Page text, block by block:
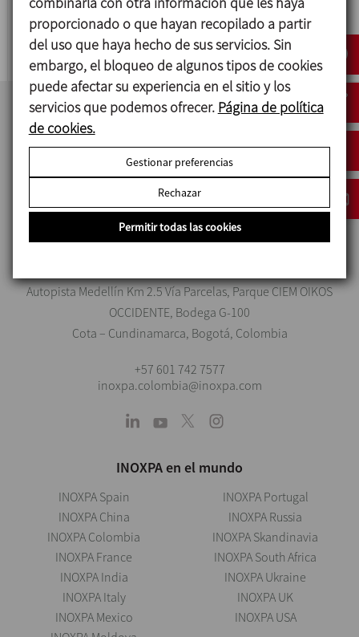
PANEL DE DESVÍO
Autopista Medellín Km 2.5 Vía Parcelas, Parque CIEM OIKOS
OCCIDENTE, Bodega G-100
Cota – Cundinamarca, Bogotá, Colombia
+57 601 742 7577
inoxpa.colombia@inoxpa.com
INOXPA en el mundo
INOXPA Spain
INOXPA China
INOXPA Colombia
INOXPA France
INOXPA India
INOXPA Italy
INOXPA Mexico
INOXPA Portugal
INOXPA Russia
INOXPA Skandinavia
INOXPA South Africa
INOXPA Ukraine
INOXPA UK
INOXPA USA
proporcionado o que hayan recopilado a partir
del uso que haya hecho de sus servicios. Sin
embargo, el bloqueo de algunos tipos de cookies
puede afectar su experiencia en el sitio y los
servicios que podemos ofrecer. Página de política
de cookies.
Gestionar preferencias
Rechazar
Permitir todas las cookies